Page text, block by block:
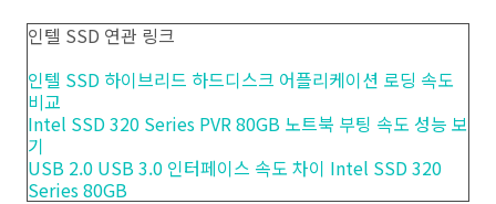
인텔 SSD 연관 링크
인텔 SSD 하이브리드 하드디스크 어플리케이션 로딩 속도
비교
Intel SSD 320 Series PVR 80GB 노트북 부팅 속도 성능 보
기
USB 2.0 USB 3.0 인터페이스 속도 차이 Intel SSD 320
Series 80GB